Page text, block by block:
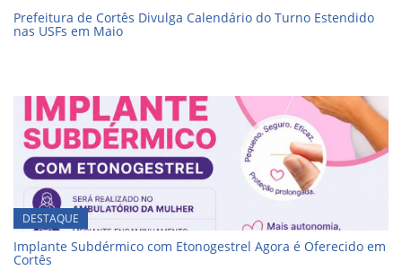
Prefeitura de Cortês Divulga Calendário do Turno Estendido
nas USFs em Maio
DESTAQUE
Implante Subdérmico com Etonogestrel Agora é Oferecido em
Cortês